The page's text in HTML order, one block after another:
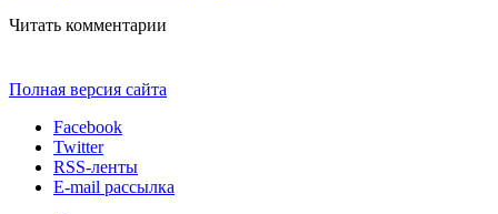
Читать комментарии
Полная версия сайта
Facebook
Twitter
RSS-ленты
E-mail рассылка